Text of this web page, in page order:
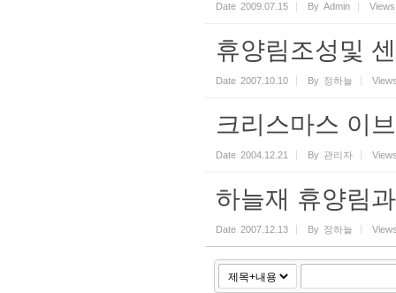
Date 2009.07.15 By Admin Views
휴양림조성및
Date 2007.10.10 By 정하늘
크리스마스 이
Date 2004.12.21 By 관리자
하늘재 휴양림
Date 2007.12.13 By 정하늘